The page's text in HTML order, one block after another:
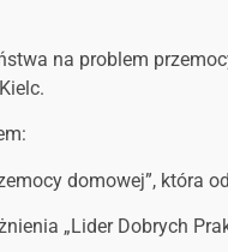
na problem
domowej”, która
„Lider Dobrych